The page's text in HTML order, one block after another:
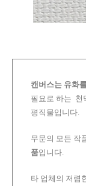
캔버스는 유화
필요로 하는 천
평직물입니다.
무문의 모든 작
품입니다.
타 업체의 저렴